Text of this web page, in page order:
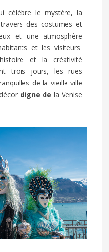
célèbre le mystère, la
des costumes et
et une atmosphère
et les visiteurs
et la créativité
trois jours, les rues
de la vieille ville
digne de la Venise